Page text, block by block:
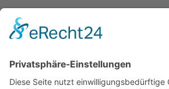
Page load link
Nach oben